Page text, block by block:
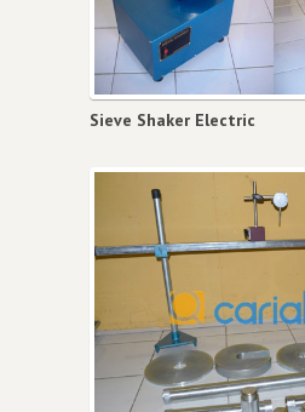
Sieve Shaker Electric